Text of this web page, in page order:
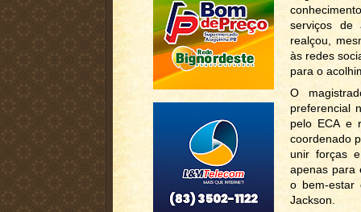
serviços de
realçou,
às redes
para o
O
preferencial
pelo ECA e
coordenado
unir forças
apenas para
o bem-estar
Jackson.